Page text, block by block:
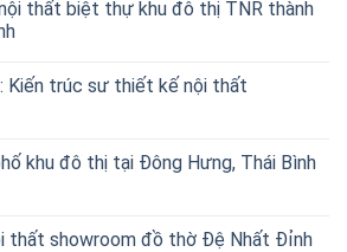
thất biệt thự khu đô thị TNR thành
Kiến trúc sư thiết kế nội thất
khu đô thị tại Đông Hưng, Thái Bình
thất showroom đồ thờ Đệ Nhất Đỉnh